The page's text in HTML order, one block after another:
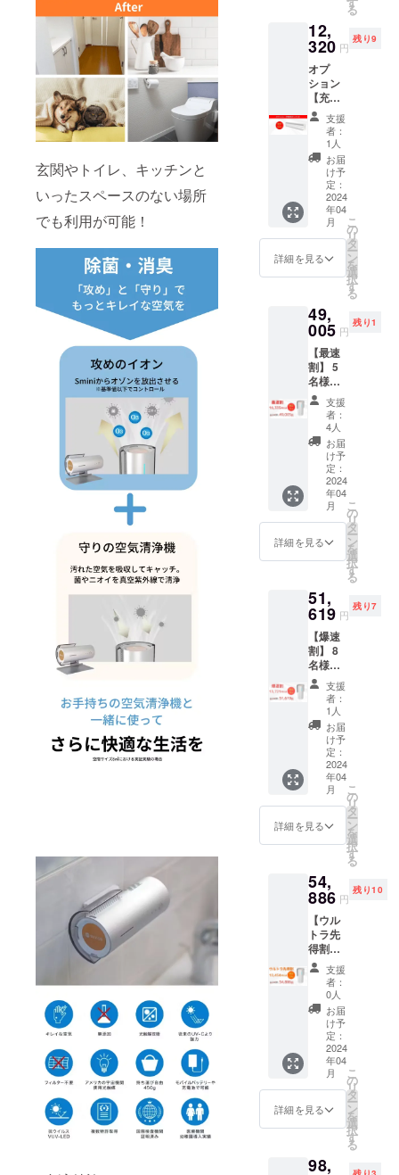
玄関やトイレ、キッチンと
いったスペースのない場所
でも利用が可能！
報告さ
せて頂
きま
す。
頂きま
す。 ※
デザイ
ン・仕
様は変
更にな
る可能
性もご
ざいま
す。ご
了承く
ださ
い。
【配送
予定】
関して
は随時
報告さ
せて頂
きま
す。
より出
荷時期
が遅れ
る場合
があり
ま
す。
※皆様の
応援購
入によ
り量産
効率が
向上し
た場
合、一
般販売
価格が
ござい
ます。
※発送は
日本国
内に限
らせて
頂きま
す。 ※
デザイ
ン・仕
様は変
更にな
る可能
性もご
ざいま
了承く
ださ
予定】
配送に
関して
は随時
活動報
告にて
報告さ
せて頂
きま
す。
浮かせ
て固定
するの
でより
オシャ
レに。
※ご注文
状況、
使用部
材の供
給状
況、製
造工程
上の都
合等に
より出
荷時期
ま
す。
※皆様の
応援購
入によ
り量産
効率が
向上し
た場
合、一
般販売
価格が
変更に
なる可
能性も
ござい
ます。
※発送は
らせて
頂きま
す。 ※
デザイ
ン・仕
様は変
更にな
る可能
性もご
ざいま
す。ご
了承く
ださ
い。
【配送
配送に
関して
告にて
報告さ
せて頂
きま
す。
る
12,
320 円
残り9
オプ
ション
【充電
池ボッ
クス】
10名様
限定
12,320
円(税
込・送
料0円)
【自然
故障に
よる6ヶ
月間保
証】 充
入れれ
ばバッ
テリー
代わり
になり
電源
ケーブ
ルなし
で使用
可能 ※
ご注文
状況、
使用部
材の供
給状
況、製
造工程
荷時期
が遅れ
る場合
があり
ま
す。
※皆様の
応援購
入によ
り量産
効率が
向上し
た場
合、一
般販売
価格が
変更に
ます。
※発送は
日本国
内に限
らせて
頂きま
す。 ※
デザイ
ン・仕
様は変
更にな
る可能
性もご
ざいま
す。ご
ださ
い。
配送に
支援
者：
1人
お届
け予
定：
2024
年04
月
詳細を見る
こ
の
リ
タ
ー
ン
を
選
択
す
る
49,
005 円
残り1
【最速
割】 5
名様限
定
Smini ×
１ （販
売予定
価格
65,340
円の
16,335
円引
き）
税込・
送料0円
【自然
よる6ヶ
月間保
証】 内
容：本
体、
USB-
typeA-
C 電源
ケーブ
ル、説
明書
（ク
イック
スター
トガイ
ド） ※
ご注文
給状
況、製
造工程
上の都
合等に
より出
荷時期
が遅れ
る場合
があり
す。
※皆様の
ご支援
により
量産効
率が向
売価格
支援
者：
4人
お届
け予
定：
2024
年04
月
詳細を見る
こ
の
リ
タ
ー
ン
を
選
択
す
る
51,
619 円
残り7
【爆速
割】 8
名様限
定
Smini ×
１ （販
売予定
価格
65,340
円の
13,721
円引
き）
税込・
送料0円
【自然
よる6ヶ
月間保
証】 内
容：本
体、
USB-
typeA-
C 電源
ケーブ
ル、説
明書
（ク
イック
スター
トガイ
ド） ※
ご注文
給状
支援
者：
1人
お届
け予
定：
2024
年04
月
詳細を見る
こ
の
リ
タ
ー
ン
を
選
択
す
る
54,
886 円
残り10
【ウル
トラ先
得割】
10名様
限定
Smini ×
１ （販
売予定
価格
65,340
円の
10,454
円引
き）
税込・
送料0円
故障に
支援
者：
0人
お届
け予
定：
2024
年04
月
詳細を見る
こ
の
リ
タ
ー
ン
を
選
択
す
る
98,